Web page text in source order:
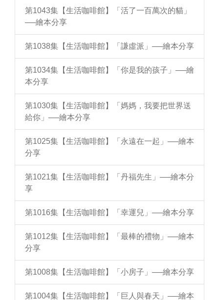
第1043集【生活咖啡館】「活了一百萬次的貓」
──繪本分享
第1038集【生活咖啡館】「謙虛派」──繪本分享
第1034集【生活咖啡館】「你是我的孩子」──繪
本分享
第1030集【生活咖啡館】「媽媽，我要把世界送
給你」──繪本分享
第1025集【生活咖啡館】「永遠在一起」──繪本
分享
第1021集【生活咖啡館】「丹福先生」──繪本分
享
第1016集【生活咖啡館】「幸運兒」──繪本分享
第1012集【生活咖啡館】「最棒的禮物」──繪本
分享
第1008集【生活咖啡館】「小房子」──繪本分享
第1004集【生活咖啡館】「巨人與春天」──繪本